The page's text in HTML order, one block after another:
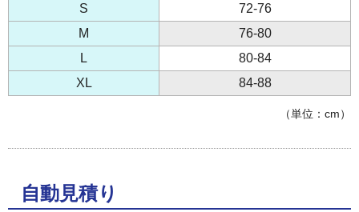
S
72-76
M
76-80
L
80-84
XL
84-88
（単位：cm）
自動見積り